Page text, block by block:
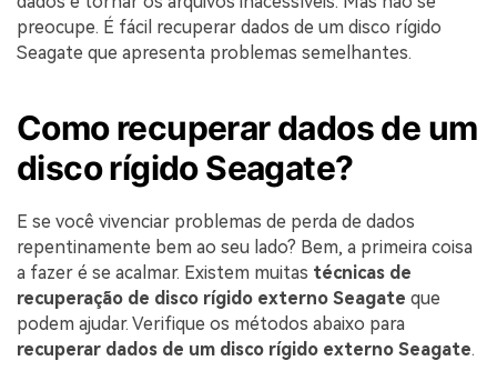
preocupe. É fácil recuperar dados de um disco rígido
Seagate que apresenta problemas semelhantes.
Como recuperar dados de um
disco rígido Seagate?
E se você vivenciar problemas de perda de dados
repentinamente bem ao seu lado? Bem, a primeira coisa
a fazer é se acalmar. Existem muitas técnicas de
recuperação de disco rígido externo Seagate que
podem ajudar. Verifique os métodos abaixo para
recuperar dados de um disco rígido externo Seagate.